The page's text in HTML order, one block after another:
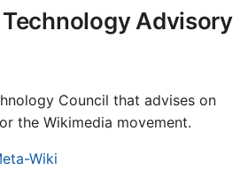
Advisory
Council that advises on
the Wikimedia movement.
Wiki